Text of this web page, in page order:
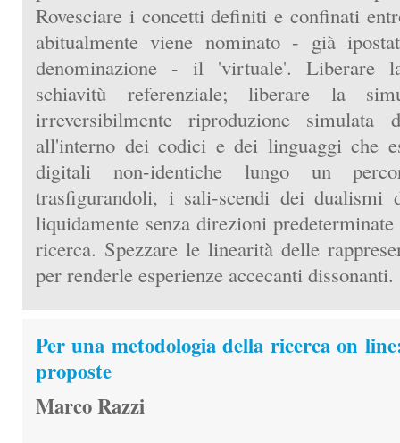
Rovesciare i concetti definiti e confinati
abitualmente viene nominato - già
denominazione - il 'virtuale'. Liberare
schiavitù referenziale; liberare la
irreversibilmente riproduzione simulata
all'interno dei codici e dei linguaggi che
digitali non-identiche lungo un
trasfigurandoli, i sali-scendi dei dualismi
liquidamente senza direzioni
ricerca. Spezzare le linearità delle
per renderle esperienze accecanti dissonanti.
Per una metodologia della ricerca on
proposte
Marco Razzi